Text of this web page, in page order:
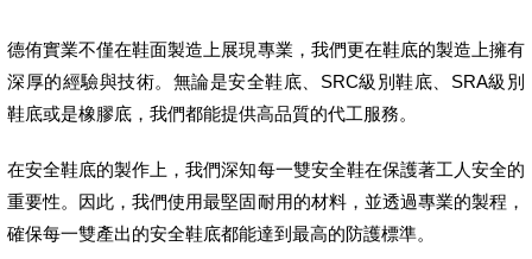
德侑實業不僅在鞋面製造上展現專業，我們更在鞋底的製造上擁有
深厚的經驗與技術。無論是安全鞋底、SRC級別鞋底、SRA級別
鞋底或是橡膠底，我們都能提供高品質的代工服務。
在安全鞋底的製作上，我們深知每一雙安全鞋在保護著工人安全的
重要性。因此，我們使用最堅固耐用的材料，並透過專業的製程，
確保每一雙產出的安全鞋底都能達到最高的防護標準。